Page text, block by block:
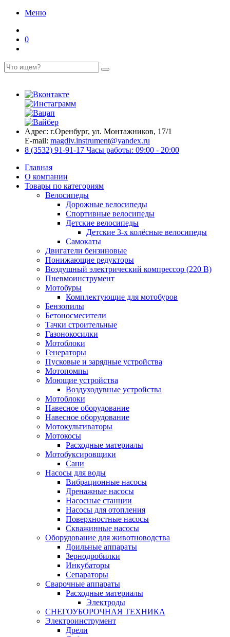
Меню
0
Адрес: г.Оренбург, ул. Монтажников, 17/1
E-mail: magdiv.instrument@yandex.ru
8 (3532) 91-91-17 Часы работы: 09:00 - 20:00
Главная
О компании
Товары по категориям
Велосипеды
Дорожные велосипеды
Спортивные велосипеды
Детские велосипеды
Детские 3-х колёсные велосипеды
Самокаты
Двигатели бензиновые
Понижающие редукторы
Воздушный электрический компрессор (220 В)
Пневмоинструмент
Мотобуры
Комплектующие для мотобуров
Бензопилы
Бетоносмесители
Тачки строительные
Газонокосилки
Мотоблоки
Генераторы
Пусковые и зарядные устройства
Мотопомпы
Моющие устройства
Воздуходувные устройства
Мотоблоки
Навесное оборудование
Навесное оборудование
Мотокультиваторы
Мотокосы
Расходные материалы
Мотобуксировщики
Сани
Насосы для воды
Вибрационные насосы
Дренажные насосы
Насосные станции
Насосы для отопления
Поверхностные насосы
Скважинные насосы
Оборудование для животноводства
Доильные аппараты
Зернодробилки
Инкубаторы
Сепараторы
Сварочные аппараты
Расходные материалы
Электроды
СНЕГОУБОРОЧНАЯ ТЕХНИКА
Электроинструмент
Дрели